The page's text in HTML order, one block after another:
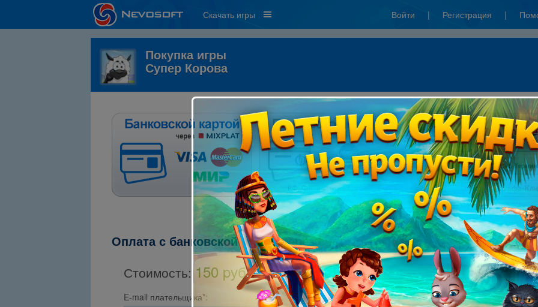
Скачать игры Войти | Регистрация |
Покупка игры
Супер Корова
Оплата с банковской карты через систему ПСКБ:
Стоимость: 150 pуб.
E-mail плательщика*: